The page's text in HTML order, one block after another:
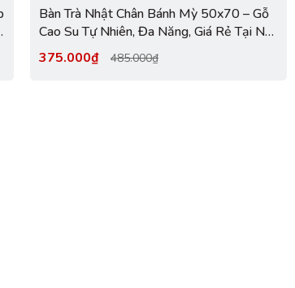
Bàn Trà Nhật Chân Bánh Mỳ 50x70 – Gỗ
Cao Su Tự Nhiên, Đa Năng, Giá Rẻ Tại Nội
Thất LHQ
375.000₫ 485.000₫